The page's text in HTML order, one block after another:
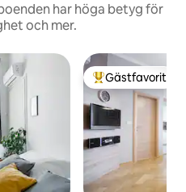
har höga betyg för
och mer.
Populär
Gästfavorit